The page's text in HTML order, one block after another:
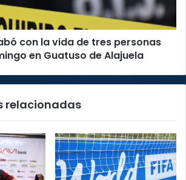
con la vida de tres personas
en Guatuso de Alajuela
relacionadas